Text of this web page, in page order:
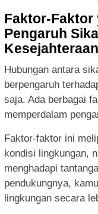
Faktor-Faktor
Pengaruh
Kesejahteraan
Hubungan antara
berpengaruh
saja. Ada berbagai
memperdalam
Faktor-faktor ini
kondisi lingkungan,
menghadapi
pendukungnya,
lingkungan secara